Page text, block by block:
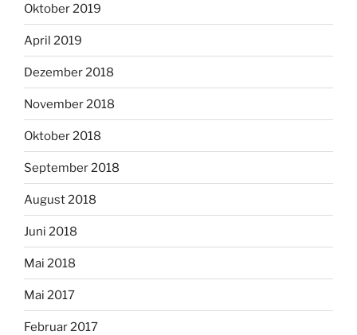
Oktober 2019
April 2019
Dezember 2018
November 2018
Oktober 2018
September 2018
August 2018
Juni 2018
Mai 2018
Mai 2017
Februar 2017